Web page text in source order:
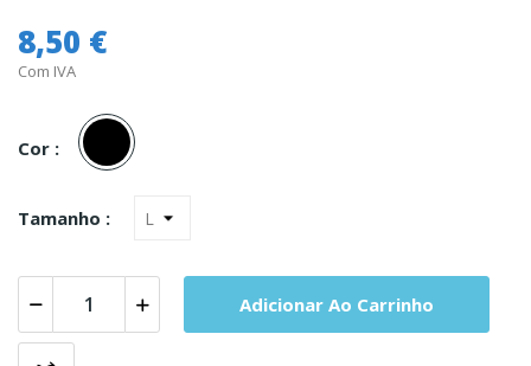
8,50 €
Com IVA
Cor :
Preto
Tamanho :
Adicionar Ao Carrinho